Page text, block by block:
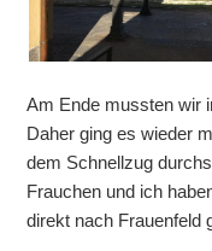
Am Ende mussten wir
Daher ging es wieder
dem Schnellzug
Frauchen und ich
direkt nach Frauenfeld